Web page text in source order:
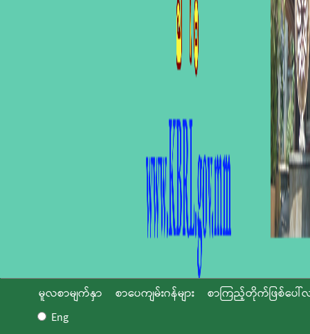
မူလစာမျက်နှာ စာပေကျမ်းဂန်များ
စာကြည့်တိုက်ဖြစ်ပေါ်
Eng